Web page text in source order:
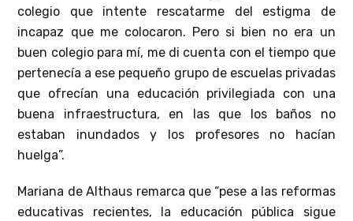
colegio que intente rescatarme del estigma de
incapaz que me colocaron. Pero si bien no era un
buen colegio para mí, me di cuenta con el tiempo que
pertenecía a ese pequeño grupo de escuelas privadas
que ofrecían una educación privilegiada con una
buena infraestructura, en las que los baños no
estaban inundados y los profesores no hacían
huelga”.
Mariana de Althaus remarca que “pese a las reformas
educativas recientes, la educación pública sigue